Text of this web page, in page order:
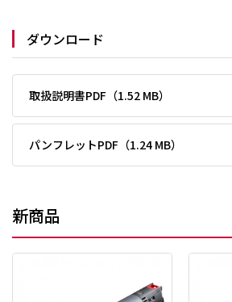
ダウンロード
取扱説明書PDF（1.52 MB）
パンフレットPDF（1.24 MB）
新商品